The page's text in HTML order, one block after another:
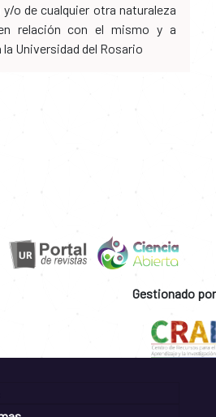
o de cualquier otra naturaleza
relación con el mismo y a
Universidad del Rosario
Gestionado por